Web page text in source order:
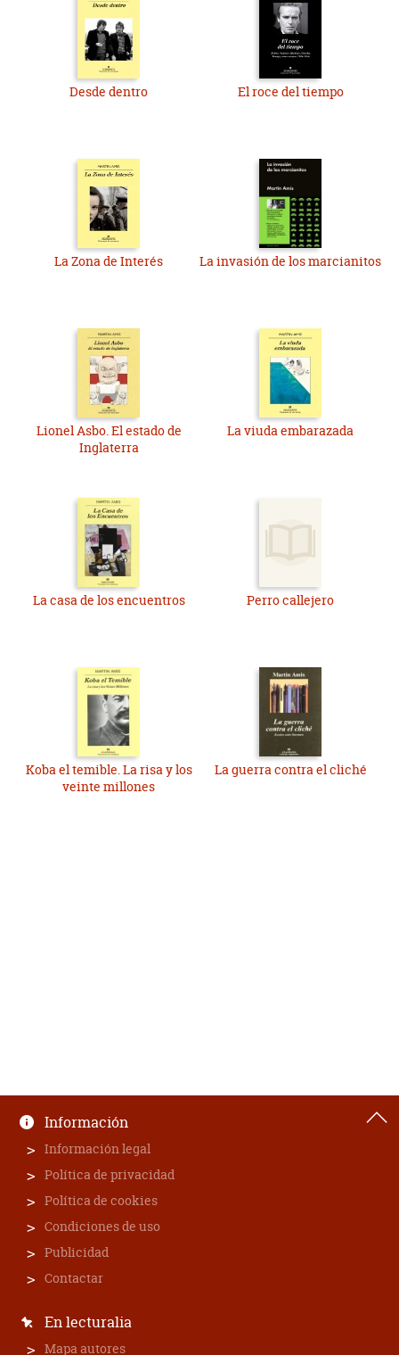
Desde dentro El roce del tiempo
La Zona de Interés La invasión de los marcianitos
Lionel Asbo. El estado de
Inglaterra
La viuda embarazada
La casa de los encuentros Perro callejero
Koba el temible. La risa y los
veinte millones
La guerra contra el cliché
Información
Información legal
Política de privacidad
Política de cookies
Condiciones de uso
Publicidad
Contactar
En lecturalia
Mapa autores